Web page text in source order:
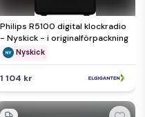
Philips R5100 digital klockradio
- Nyskick - i originalförpackning
Nyskick
1 104 kr